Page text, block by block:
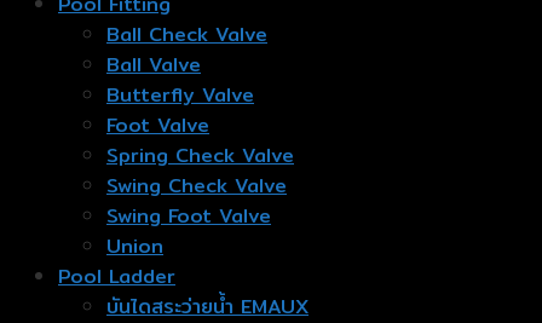
Ball Check Valve
Ball Valve
Butterfly Valve
Foot Valve
Spring Check Valve
Swing Check Valve
Swing Foot Valve
Union
Pool Ladder
บันไดสระว่ายน้ำ EMAUX